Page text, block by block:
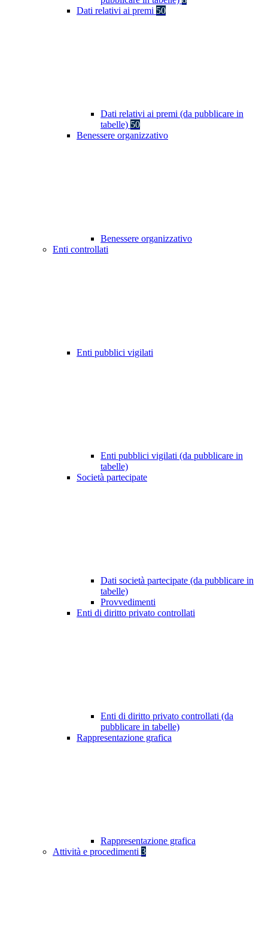
Dati relativi ai premi 50
Dati relativi ai premi (da pubblicare in
tabelle) 50
Benessere organizzativo
Benessere organizzativo
Enti controllati
Enti pubblici vigilati
Enti pubblici vigilati (da pubblicare in
tabelle)
Società partecipate
Dati società partecipate (da pubblicare in
tabelle)
Provvedimenti
Enti di diritto privato controllati
Enti di diritto privato controllati (da
pubblicare in tabelle)
Rappresentazione grafica
Rappresentazione grafica
Attività e procedimenti 3